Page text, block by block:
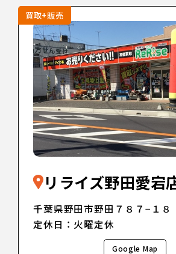
買取+販売
リライズ野田愛宕
千葉県野田市野田７８７−１８
定休日：火曜定休
Google Map